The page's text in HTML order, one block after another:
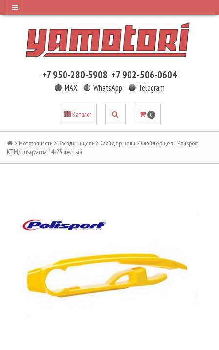
+7 950-280-5908 +7 902-506-0604
🟢 MAX 🟢 WhatsApp 🔵 Telegram
Каталог 0
Мотозапчасти Звёзды и цепи Слайдер цепи
Слайдер цепи Polisport
KTM/Husqvarna 14-23 желтый